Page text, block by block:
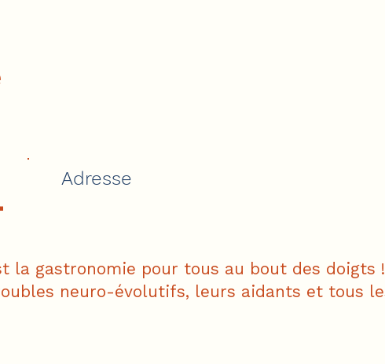
Adresse
la gastronomie pour tous au bout des
neuro-évolutifs, leurs aidants et tous